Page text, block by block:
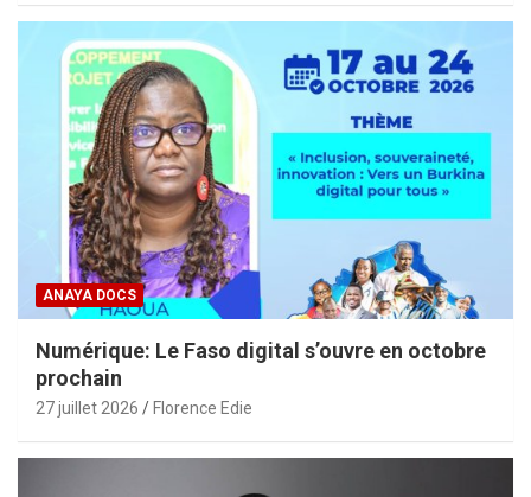
ANAYA DOCS
Numérique: Le Faso digital s’ouvre en octobre
prochain
27 juillet 2026 Florence Edie